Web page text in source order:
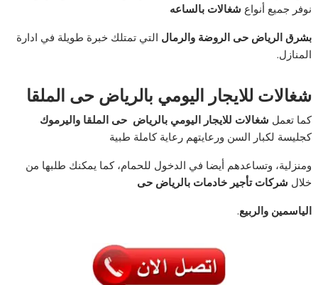
نوفر جميع أنواع شغالات بالساعه
بشرق الرياض حى الروضة والرمال التي تمتلك خبرة طويلة في ادارة
المنازل.
شغالات للايجار اليومي بالرياض حى الملقا
كما تعمل شغالات للايجار اليومي بالرياض حى الملقا واليرموك
كجليسة لكبار السن ورعايتهم رعاية كاملة طبية
ومنزلية، وتساعدهم أيضا في الدخول للحمام، كما يمكنك طلبها من
خلال شركات تأجير خادمات بالرياض حى
الياسمين والربيع.